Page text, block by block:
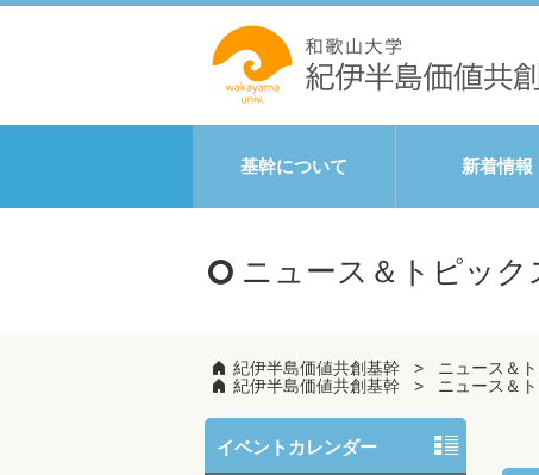
基幹について 新着情報
ニュース＆トピック
紀伊半島価値共創基幹 ニュース＆
紀伊半島価値共創基幹
ニュース＆
イベントカレンダー